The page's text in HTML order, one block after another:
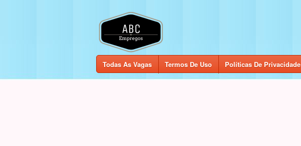
Todas As Vagas Termos De Uso Políticas De Privacidade